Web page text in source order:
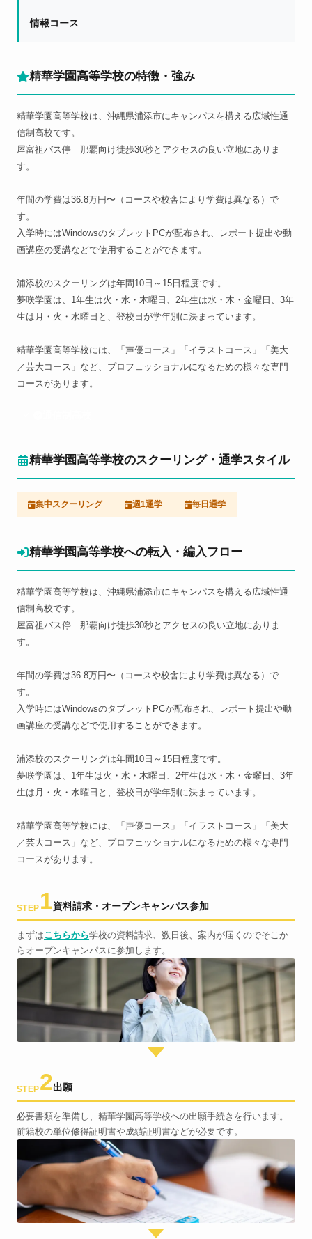
情報コース
精華学園高等学校の特徴・強み
精華学園高等学校は、沖縄県浦添市にキャンパスを構える広域性通
信制高校です。
屋富祖バス停 那覇向け徒歩30秒とアクセスの良い立地にありま
す。
年間の学費は36.8万円〜（コースや校舎により学費は異なる）で
す。
入学時にはWindowsのタブレットPCが配布され、レポート提出や動
画講座の受講などで使用することができます。
浦添校のスクーリングは年間10日～15日程度です。
夢咲学園は、1年生は火・水・木曜日、2年生は水・木・金曜日、3年
生は月・火・水曜日と、登校日が学年別に決まっています。
精華学園高等学校には、「声優コース」「イラストコース」「美大
／芸大コース」など、プロフェッショナルになるための様々な専門
コースがあります。
精華学園高等学校のスクーリング・通学スタイル
集中スクーリング 週1通学 毎日通学
精華学園高等学校への転入・編入フロー
精華学園高等学校は、沖縄県浦添市にキャンパスを構える広域性通
信制高校です。
屋富祖バス停 那覇向け徒歩30秒とアクセスの良い立地にありま
す。
年間の学費は36.8万円〜（コースや校舎により学費は異なる）で
す。
入学時にはWindowsのタブレットPCが配布され、レポート提出や動
画講座の受講などで使用することができます。
浦添校のスクーリングは年間10日～15日程度です。
夢咲学園は、1年生は火・水・木曜日、2年生は水・木・金曜日、3年
生は月・火・水曜日と、登校日が学年別に決まっています。
精華学園高等学校には、「声優コース」「イラストコース」「美大
／芸大コース」など、プロフェッショナルになるための様々な専門
コースがあります。
STEP 1資料請求・オープンキャンパス参加
まずはこちらから学校の資料請求、数日後、案内が届くのでそこか
らオープンキャンパスに参加します。
STEP2出願
必要書類を準備し、精華学園高等学校への出願手続きを行います。
前籍校の単位修得証明書や成績証明書などが必要です。